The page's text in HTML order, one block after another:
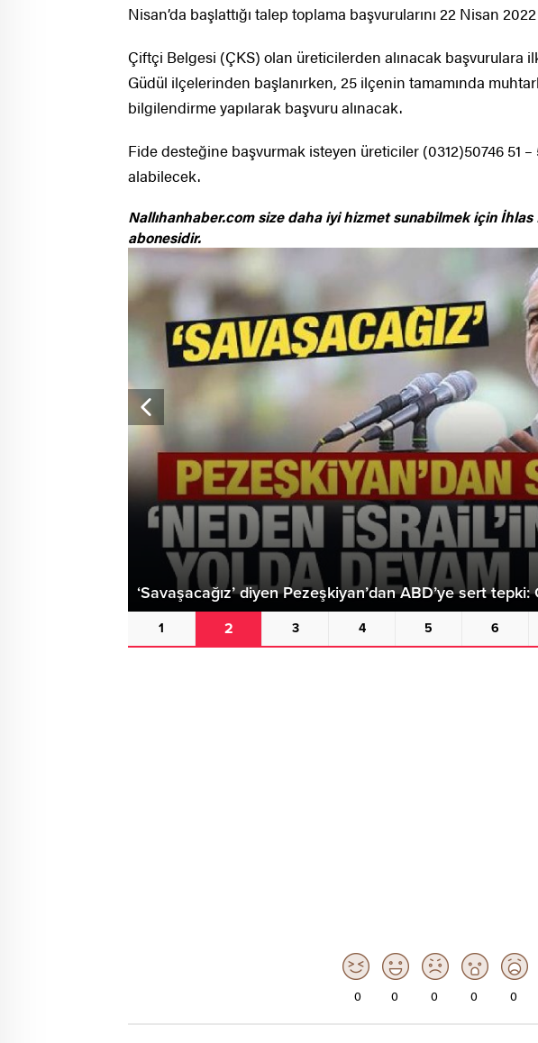
Nisan’da başlattığı talep toplama başvurularını 22 Nisan
Çiftçi Belgesi (ÇKS) olan üreticilerden alınacak başvurulara
Güdül ilçelerinden başlanırken, 25 ilçenin tamamında
bilgilendirme yapılarak başvuru alınacak.
Fide desteğine başvurmak isteyen üreticiler (0312)50746 51 –
alabilecek.
Nallıhanhaber.com size daha iyi hizmet sunabilmek için İhlas
abonesidir.
0 0 0 0 0